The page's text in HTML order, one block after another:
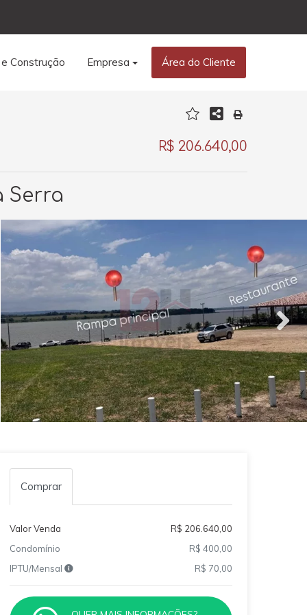
Construção Empresa Área do Cliente
R$ 206.640,00
Serra
Comprar
Valor Venda
R$ 206.640,00
Condomínio
R$ 400,00
IPTU/Mensal
R$ 70,00